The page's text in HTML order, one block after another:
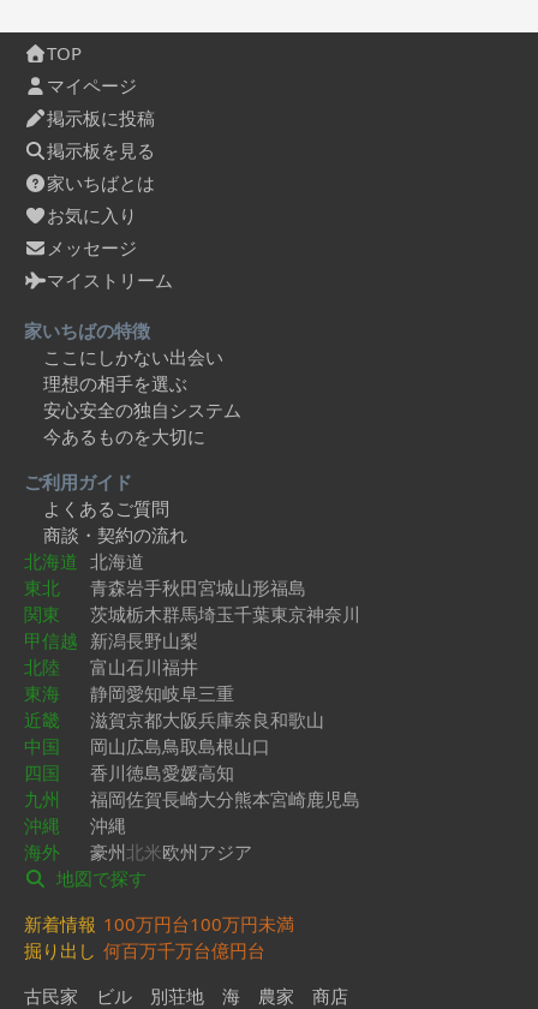
TOP
マイページ
掲示板に投稿
掲示板を見る
家いちばとは
お気に入り
メッセージ
マイストリーム
家いちばの特徴
ここにしかない出会い
理想の相手を選ぶ
安心安全の独自システム
今あるものを大切に
ご利用ガイド
よくあるご質問
商談・契約の流れ
北海道 北海道
東北
青森岩手秋田宮城山形福島
関東
茨城栃木群馬埼玉千葉東京神奈川
甲信越 新潟長野山梨
北陸
富山石川福井
東海
静岡愛知岐阜三重
近畿
滋賀京都大阪兵庫奈良和歌山
中国
岡山広島鳥取島根山口
四国
香川徳島愛媛高知
九州
福岡佐賀長崎大分熊本宮崎鹿児島
沖縄
沖縄
海外
豪州北米欧州アジア
地図で探す
新着情報 100万円台100万円未満
掘り出し 何百万千万台億円台
古民家
ビル 別荘地 海 農家
商店